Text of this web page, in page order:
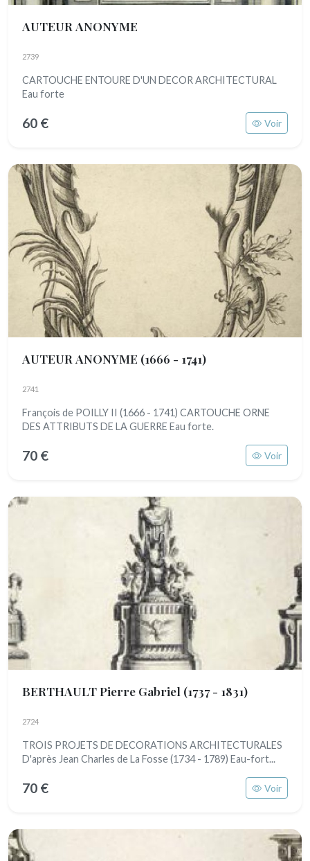
AUTEUR ANONYME
2739
CARTOUCHE ENTOURE D'UN DECOR ARCHITECTURAL
Eau forte
60 € Voir
AUTEUR ANONYME (1666 - 1741)
2741
François de POILLY II (1666 - 1741) CARTOUCHE ORNE
DES ATTRIBUTS DE LA GUERRE Eau forte.
70 € Voir
BERTHAULT Pierre Gabriel (1737 - 1831)
2724
TROIS PROJETS DE DECORATIONS ARCHITECTURALES
D'après Jean Charles de La Fosse (1734 - 1789) Eau-fort...
70 € Voir